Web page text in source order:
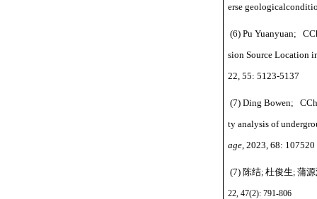
erse
(6) Pu Yuanyuan;
sion Source Location
22, 55: 5123-5137
(7) Ding Bowen;
ty analysis of
age, 2023, 68: 107520
(7) 陈结; 杜俊生; 蒲
22, 47(2): 791-806